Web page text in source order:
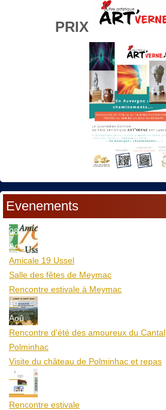
PRIX
Evenements
08
Aoû
Amicale 19 Ussel
Salle des fêtes de Meymac
Rencontre estivale à Meymac
10
Aoû
Rencontre d'été des amoureux du Cantal
Polminhac
Visite du château de Polminhac et repas
12
Aoû
Rencontre estivale